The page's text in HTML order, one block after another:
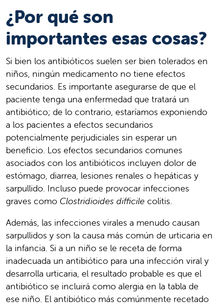
¿Por qué son
importantes esas cosas?
Si bien los antibióticos suelen ser bien tolerados en
niños, ningún medicamento no tiene efectos
secundarios. Es importante asegurarse de que el
paciente tenga una enfermedad que tratará un
antibiótico; de lo contrario, estaríamos exponiendo
a los pacientes a efectos secundarios
potencialmente perjudiciales sin esperar un
beneficio. Los efectos secundarios comunes
asociados con los antibióticos incluyen dolor de
estómago, diarrea, lesiones renales o hepáticas y
sarpullido. Incluso puede provocar infecciones
graves como Clostridioides difficile colitis.
Además, las infecciones virales a menudo causan
sarpullidos y son la causa más común de urticaria en
la infancia. Si a un niño se le receta de forma
inadecuada un antibiótico para una infección viral y
desarrolla urticaria, el resultado probable es que el
antibiótico se incluirá como alergia en la tabla de
ese niño. El antibiótico más comúnmente recetado